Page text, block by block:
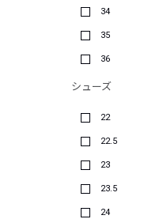
34
35
36
シューズ
22
22.5
23
23.5
24